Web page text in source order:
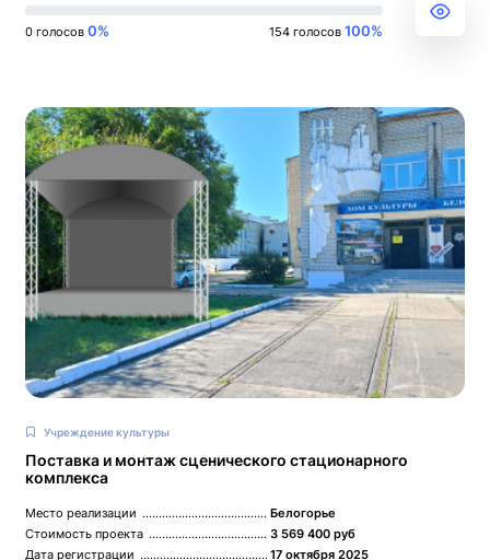
0 голосов 0% 154 голосов 100%
Учреждение культуры
Поставка и монтаж сценического стационарного
комплекса
Место реализации
Белогорье
Стоимость проекта
3 569 400 руб
Дата регистрации
17 октября 2025